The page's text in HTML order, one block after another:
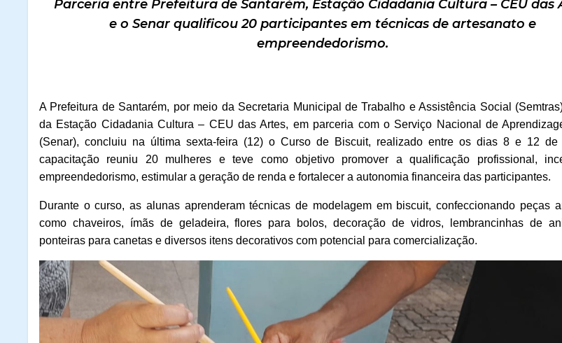
Parceria entre Prefeitura de Santarém, Estação Cidadania Cultura – CEU das
e o Senar qualificou 20 participantes em técnicas de artesanato e
empreendedorismo.
A Prefeitura de Santarém, por meio da Secretaria Municipal de Trabalho e Assistência Social
da Estação Cidadania Cultura– CEU das Artes, em parceria com o Serviço Nacional de
(Senar), concluiu na última sexta-feira (12) o Curso de Biscuit, realizado entre os dias 8 e 12 de
capacitação reuniu 20 mulheres e teve como objetivo promover a qualificação profissional,
empreendedorismo, estimular a geração de renda e fortalecer a autonomia financeira das participantes.
Durante o curso, as alunas aprenderam técnicas de modelagem em biscuit, confeccionando peças
como chaveiros, ímãs de geladeira, flores para bolos, decoração de vidros, lembrancinhas de
ponteiras para canetas e diversos itens decorativos com potencial para comercialização.